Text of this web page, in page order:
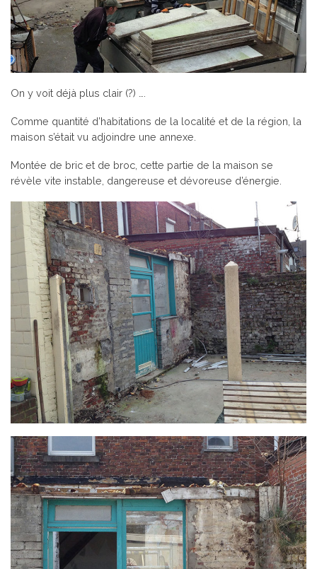
On y voit déjà plus clair (?) ….
Comme quantité d’habitations de la localité et de la région, la
maison s’était vu adjoindre une annexe.
Montée de bric et de broc, cette partie de la maison se
révèle vite instable, dangereuse et dévoreuse d’énergie.